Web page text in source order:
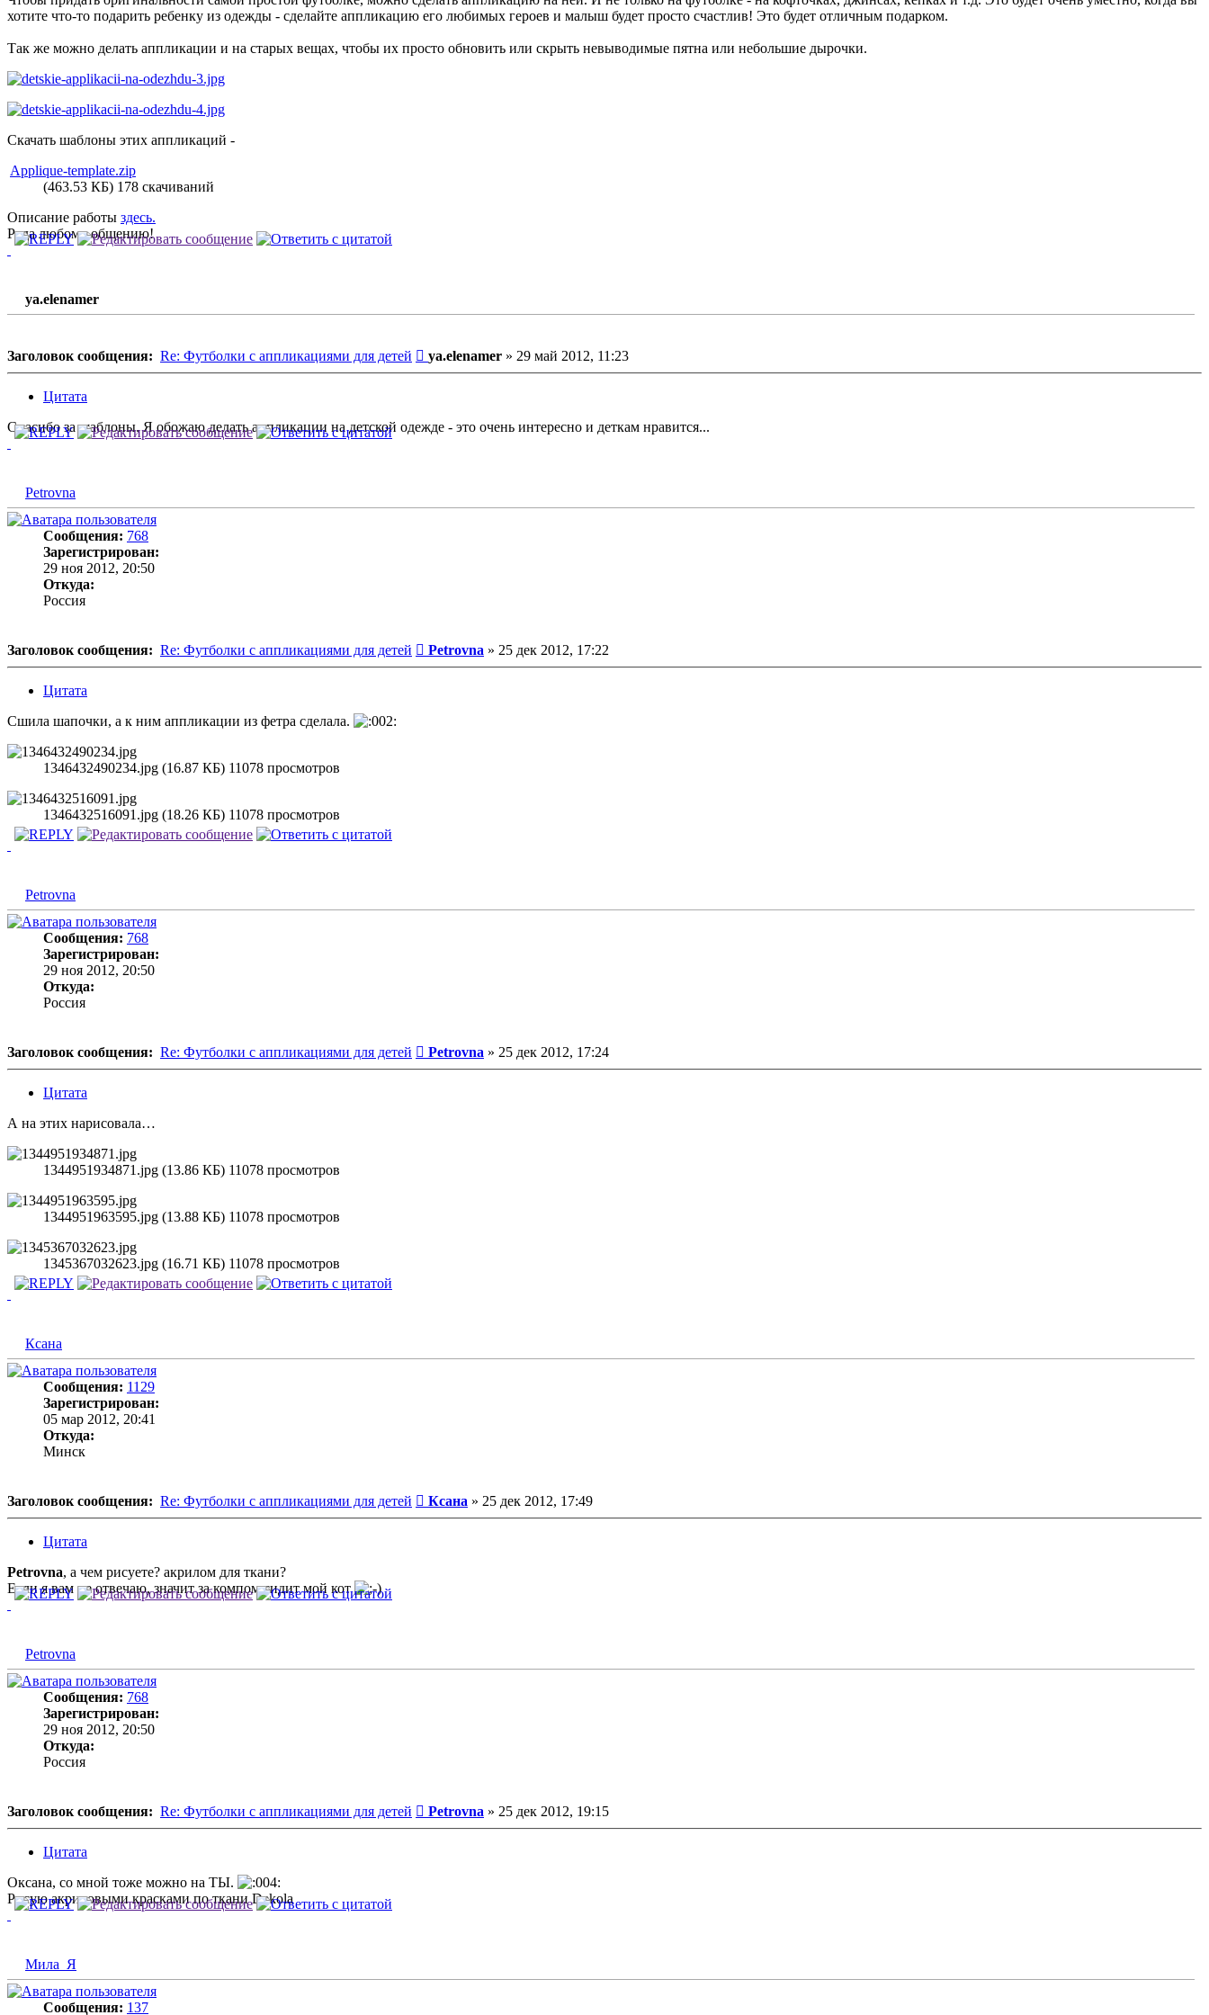
хотите что-то подарить ребенку из одежды - сделайте аппликацию его любимых героев и малыш будет просто счастлив! Это будет отличным подарком.
Так же можно делать аппликации и на старых вещах, чтобы их просто обновить или скрыть невыводимые пятна или небольшие дырочки.
Скачать шаблоны этих аппликаций -
Applique-template.zip
(463.53 КБ) 178 скачиваний
Описание работы здесь.
Рада любому общению!
ya.elenamer
Заголовок сообщения: Re: Футболки с аппликациями для детей Сообщение
ya.elenamer » 29 май 2012, 11:23
Цитата
Спасибо за шаблоны. Я обожаю делать аппликации на детской одежде - это очень интересно и деткам нравится...
Petrovna
Сообщения: 768
Зарегистрирован:
29 ноя 2012, 20:50
Откуда:
Россия
Заголовок сообщения: Re: Футболки с аппликациями для детей Сообщение
Petrovna » 25 дек 2012, 17:22
Цитата
Сшила шапочки, а к ним аппликации из фетра сделала.
1346432490234.jpg (16.87 КБ) 11078 просмотров
1346432516091.jpg (18.26 КБ) 11078 просмотров
Petrovna
Сообщения: 768
Зарегистрирован:
29 ноя 2012, 20:50
Откуда:
Россия
Заголовок сообщения: Re: Футболки с аппликациями для детей Сообщение
Petrovna » 25 дек 2012, 17:24
Цитата
А на этих нарисовала…
1344951934871.jpg (13.86 КБ) 11078 просмотров
1344951963595.jpg (13.88 КБ) 11078 просмотров
1345367032623.jpg (16.71 КБ) 11078 просмотров
Ксана
Сообщения: 1129
Зарегистрирован:
05 мар 2012, 20:41
Откуда:
Минск
Заголовок сообщения: Re: Футболки с аппликациями для детей Сообщение
Ксана » 25 дек 2012, 17:49
Цитата
Petrovna, а чем рисуете? акрилом для ткани?
Если я вам не отвечаю, значит за компом сидит мой кот
Petrovna
Сообщения: 768
Зарегистрирован:
29 ноя 2012, 20:50
Откуда:
Россия
Заголовок сообщения: Re: Футболки с аппликациями для детей Сообщение
Petrovna » 25 дек 2012, 19:15
Цитата
Оксана, со мной тоже можно на ТЫ.
Рисую акриловыми красками по ткани Dekola
Мила_Я
Сообщения: 137